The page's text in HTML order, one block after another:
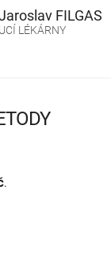
FILGAS
LÉKÁRNY
.